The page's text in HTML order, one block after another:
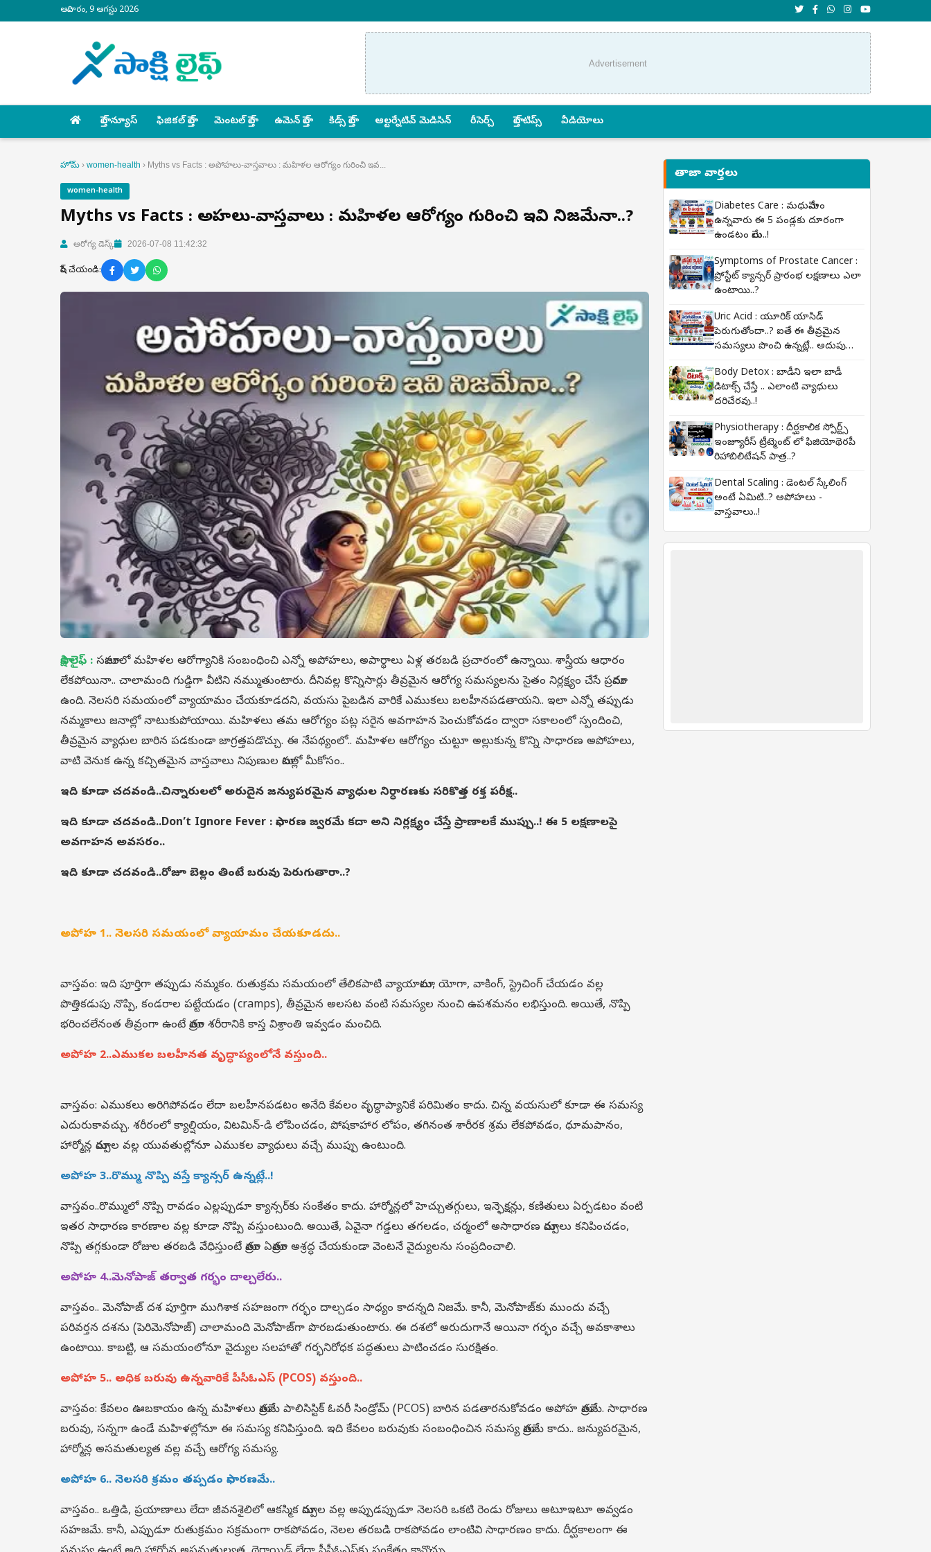
ఆదివారం, 9 ఆగస్టు 2026
Advertisement
హెల్త్ న్యూస్ ఫిజికల్ హెల్త్ మెంటల్ హెల్త్ ఉమెన్ హెల్త్ కిడ్స్ హెల్త్ ఆల్టర్నేటివ్ మెడిసిన్ రీసెర్చ్ హెల్త్‌ టిప్స్‌ వీడియోలు
హోమ్ › women-health › Myths vs Facts : అపోహలు-వాస్తవాలు : మహిళల ఆరోగ్యం గురించి ఇవ...
women-health
Myths vs Facts : అపోహలు-వాస్తవాలు : మహిళల ఆరోగ్యం గురించి ఇవి నిజమేనా..?
ఆరోగ్య డెస్క్ 2026-07-08 11:42:32
షేర్ చేయండి:
సాక్షి లైఫ్ : సమాజంలో మహిళల ఆరోగ్యానికి సంబంధించి ఎన్నో అపోహలు, అపార్థాలు ఏళ్ల తరబడి ప్రచారంలో ఉన్నాయి. శాస్త్రీయ ఆధారం
లేకపోయినా.. చాలామంది గుడ్డిగా వీటిని నమ్ముతుంటారు. దీనివల్ల కొన్నిసార్లు తీవ్రమైన ఆరోగ్య సమస్యలను సైతం నిర్లక్ష్యం చేసే ప్రమాదం
ఉంది. నెలసరి సమయంలో వ్యాయామం చేయకూడదని, వయసు పైబడిన వారికే ఎముకలు బలహీనపడతాయని.. ఇలా ఎన్నో తప్పుడు
నమ్మకాలు జనాల్లో నాటుకుపోయాయి. మహిళలు తమ ఆరోగ్యం పట్ల సరైన అవగాహన పెంచుకోవడం ద్వారా సకాలంలో స్పందించి,
తీవ్రమైన వ్యాధుల బారిన పడకుండా జాగ్రత్తపడొచ్చు. ఈ నేపథ్యంలో.. మహిళల ఆరోగ్యం చుట్టూ అల్లుకున్న కొన్ని సాధారణ అపోహలు,
వాటి వెనుక ఉన్న కచ్చితమైన వాస్తవాలు నిపుణుల మాటల్లో మీకోసం..
ఇది కూడా చదవండి..చిన్నారులలో అరుదైన జన్యుపరమైన వ్యాధుల నిర్ధారణకు సరికొత్త రక్త పరీక్ష..
ఇది కూడా చదవండి..Don’t Ignore Fever : సాధారణ జ్వరమే కదా అని నిర్లక్ష్యం చేస్తే ప్రాణాలకే ముప్పు..! ఈ 5 లక్షణాలపై
అవగాహన అవసరం..
ఇది కూడా చదవండి..రోజూ బెల్లం తింటే బరువు పెరుగుతారా..?
అపోహ 1.. నెలసరి సమయంలో వ్యాయామం చేయకూడదు..
వాస్తవం: ఇది పూర్తిగా తప్పుడు నమ్మకం. రుతుక్రమ సమయంలో తేలికపాటి వ్యాయామాలు, యోగా, వాకింగ్, స్ట్రెచింగ్ చేయడం వల్ల
పొత్తికడుపు నొప్పి, కండరాల పట్టేయడం (cramps), తీవ్రమైన అలసట వంటి సమస్యల నుంచి ఉపశమనం లభిస్తుంది. అయితే, నొప్పి
భరించలేనంత తీవ్రంగా ఉంటే మాత్రం శరీరానికి కాస్త విశ్రాంతి ఇవ్వడం మంచిది.
అపోహ 2..ఎముకల బలహీనత వృద్ధాప్యంలోనే వస్తుంది..
వాస్తవం: ఎముకలు అరిగిపోవడం లేదా బలహీనపడటం అనేది కేవలం వృద్ధాప్యానికే పరిమితం కాదు. చిన్న వయసులో కూడా ఈ సమస్య
ఎదురుకావచ్చు. శరీరంలో క్యాల్షియం, విటమిన్-డి లోపించడం, పోషకాహార లోపం, తగినంత శారీరక శ్రమ లేకపోవడం, ధూమపానం,
హార్మోన్ల మార్పుల వల్ల యువతుల్లోనూ ఎముకల వ్యాధులు వచ్చే ముప్పు ఉంటుంది.
అపోహ 3..రొమ్ము నొప్పి వస్తే క్యాన్సర్ ఉన్నట్లే..!
వాస్తవం..రొమ్ములో నొప్పి రావడం ఎల్లప్పుడూ క్యాన్సర్‌కు సంకేతం కాదు. హార్మోన్లలో హెచ్చుతగ్గులు, ఇన్ఫెక్షన్లు, కణితులు ఏర్పడటం వంటి
ఇతర సాధారణ కారణాల వల్ల కూడా నొప్పి వస్తుంటుంది. అయితే, ఏవైనా గడ్డలు తగలడం, చర్మంలో అసాధారణ మార్పులు కనిపించడం,
నొప్పి తగ్గకుండా రోజుల తరబడి వేధిస్తుంటే మాత్రం ఏమాత్రం అశ్రద్ధ చేయకుండా వెంటనే వైద్యులను సంప్రదించాలి.
అపోహ 4..మెనోపాజ్ తర్వాత గర్భం దాల్చలేరు..
వాస్తవం.. మెనోపాజ్ దశ పూర్తిగా ముగిశాక సహజంగా గర్భం దాల్చడం సాధ్యం కాదన్నది నిజమే. కానీ, మెనోపాజ్‌కు ముందు వచ్చే
పరివర్తన దశను (పెరిమెనోపాజ్) చాలామంది మెనోపాజ్‌గా పొరబడుతుంటారు. ఈ దశలో అరుదుగానే అయినా గర్భం వచ్చే అవకాశాలు
ఉంటాయి. కాబట్టి, ఆ సమయంలోనూ వైద్యుల సలహాతో గర్భనిరోధక పద్ధతులు పాటించడం సురక్షితం.
అపోహ 5.. అధిక బరువు ఉన్నవారికే పీసీఓఎస్ (PCOS) వస్తుంది..
వాస్తవం: కేవలం ఊబకాయం ఉన్న మహిళలు మాత్రమే పాలిసిస్టిక్ ఓవరీ సిండ్రోమ్ (PCOS) బారిన పడతారనుకోవడం అపోహ మాత్రమే. సాధారణ
బరువు, సన్నగా ఉండే మహిళల్లోనూ ఈ సమస్య కనిపిస్తుంది. ఇది కేవలం బరువుకు సంబంధించిన సమస్య మాత్రమే కాదు.. జన్యుపరమైన,
హార్మోన్ల అసమతుల్యత వల్ల వచ్చే ఆరోగ్య సమస్య.
అపోహ 6.. నెలసరి క్రమం తప్పడం సాధారణమే..
వాస్తవం.. ఒత్తిడి, ప్రయాణాలు లేదా జీవనశైలిలో ఆకస్మిక మార్పుల వల్ల అప్పుడప్పుడూ నెలసరి ఒకటి రెండు రోజులు అటూఇటూ అవ్వడం
సహజమే. కానీ, ఎప్పుడూ రుతుక్రమం సక్రమంగా రాకపోవడం, నెలల తరబడి రాకపోవడం లాంటివి సాధారణం కాదు. దీర్ఘకాలంగా ఈ
తాజా వార్తలు
Diabetes Care : మధుమేహం
ఉన్నవారు ఈ 5 పండ్లకు దూరంగా
ఉండటం మేలు..!
Symptoms of Prostate Cancer :
ప్రోస్టేట్ క్యాన్సర్ ప్రారంభ లక్షణాలు ఎలా
ఉంటాయి..?
Uric Acid : యూరిక్ యాసిడ్
పెరుగుతోందా..? ఐతే ఈ తీవ్రమైన
సమస్యలు పొంచి ఉన్నట్లే.. అదుపు
Body Detox : బాడీని ఇలా బాడీ
డిటాక్స్ చేస్తే .. ఎలాంటి వ్యాధులు
దరిచేరవు..!
Physiotherapy : దీర్ఘకాలిక స్పోర్ట్స్
ఇంజ్యూరీస్ ట్రీట్మెంట్ లో ఫిజియోథెరపీ
రిహాబిలిటేషన్ పాత్ర..?
Dental Scaling : డెంటల్ స్కేలింగ్
అంటే ఏమిటి..? అపోహలు -
వాస్తవాలు..!